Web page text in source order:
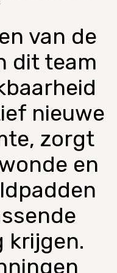
van de
dit team
nieuwe
zorgt
en
krijgen.